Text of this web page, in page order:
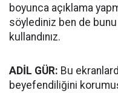
boyunca açıklama
söylediniz ben de
kullandınız.
ADİL GÜR: Bu
beyefendiliğini